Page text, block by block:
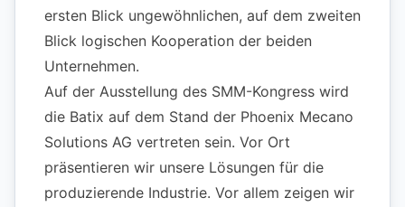
ersten Blick ungewöhnlichen, auf dem zweiten
Blick logischen Kooperation der beiden
Unternehmen.
Auf der Ausstellung des SMM-Kongress wird
die Batix auf dem Stand der Phoenix Mecano
Solutions AG vertreten sein. Vor Ort
präsentieren wir unsere Lösungen für die
produzierende Industrie. Vor allem zeigen wir